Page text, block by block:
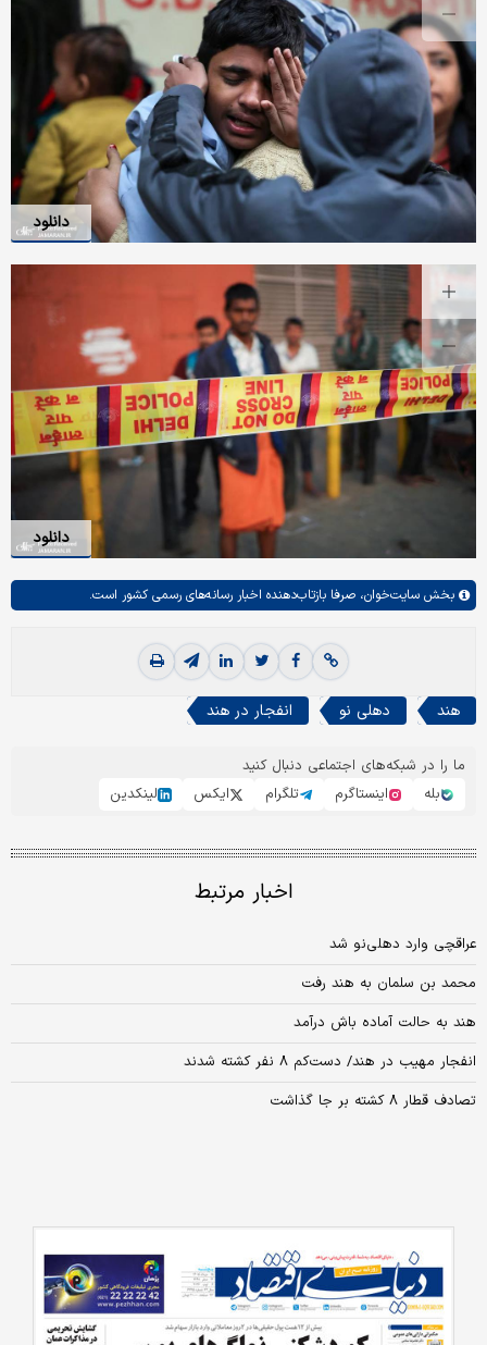
دانلود
دانلود
بخش سایت‌خوان، صرفا بازتاب‌دهنده اخبار رسانه‌های رسمی کشور است.
هند دهلی نو انفجار در هند
ما را در شبکه‌های اجتماعی دنبال کنید
بله
اینستاگرم تلگرام ایکس لینکدین
اخبار مرتبط
عراقچی وارد دهلی‌نو شد
محمد بن سلمان به هند رفت
هند به حالت آماده باش درآمد
انفجار مهیب در هند/ دست‌کم ۸ نفر کشته شدند
تصادف قطار ۸ کشته بر جا گذاشت